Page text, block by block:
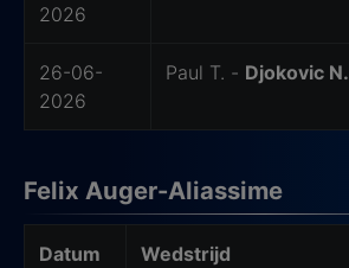
2026
26-06-
2026
Paul T. - Djokovic N.
Felix Auger-Aliassime
Datum Wedstrijd